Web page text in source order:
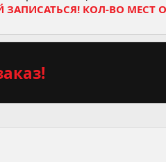
ЗАПИСАТЬСЯ! КОЛ-ВО МЕСТ